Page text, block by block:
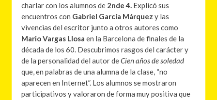
charlar con los alumnos de 2nde 4. Explicó sus
encuentros con Gabriel García Márquez y las
vivencias del escritor junto a otros autores como
Mario Vargas Llosa en la Barcelona de finales de la
década de los 60. Descubrimos rasgos del carácter y
de la personalidad del autor deCien años de soledad
que, en palabras de una alumna de la clase, “no
aparecen en Internet”. Los alumnos se mostraron
participativos y valoraron de forma muy positiva que